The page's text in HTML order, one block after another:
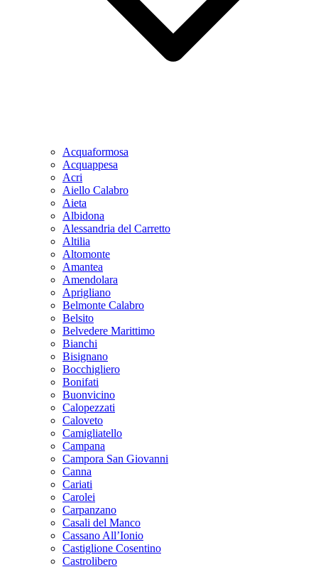
Acquaformosa
Acquappesa
Acri
Aiello Calabro
Aieta
Albidona
Alessandria del Carretto
Altilia
Altomonte
Amantea
Amendolara
Aprigliano
Belmonte Calabro
Belsito
Belvedere Marittimo
Bianchi
Bisignano
Bocchigliero
Bonifati
Buonvicino
Calopezzati
Caloveto
Camigliatello
Campana
Campora San Giovanni
Canna
Cariati
Carolei
Carpanzano
Casali del Manco
Cassano All’Ionio
Castiglione Cosentino
Castrolibero